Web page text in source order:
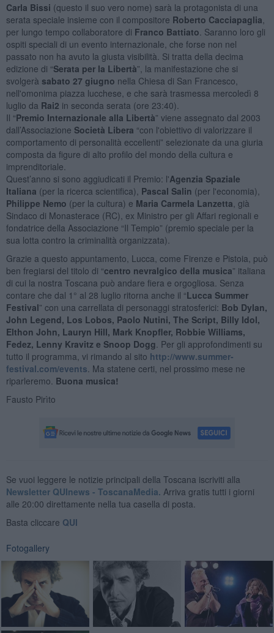
Carla Bissi (questo il suo vero nome) sarà la protagonista di una
serata speciale insieme con il compositore Roberto Cacciapaglia
per lungo tempo collaboratore di Franco Battiato . Saranno loro gli
ospiti speciali di un evento internazionale, che forse non nel
passato non ha avuto la giusta visibilità. Si tratta della decima
edizione di “Serata per la Libertà”, la manifestazione che si
svolgerà sabato 27 giugno nella Chiesa di San Francesco,
nell'omonima piazza lucchese, e che sarà trasmessa mercoledì 8
luglio da Rai2 in seconda serata (ore 23:40).
Il “Premio Internazionale alla Libertà” viene assegnato dal 2003
dall’Associazione Società Libera “con l'obiettivo di valorizzare il
comportamento di personalità eccellenti” selezionate da una giuria
composta da figure di alto profilo del mondo della cultura e
imprenditoriale.
Quest’anno si sono aggiudicati il Premio: l'Agenzia Spaziale
Italiana (per la ricerca scientifica), Pascal Salin (per l'economia),
Philippe Nemo (per la cultura) e Maria Carmela Lanzetta , già
Sindaco di Monasterace (RC), ex Ministro per gli Affari regionali e
fondatrice della Associazione “Il Tempio” (premio speciale per la
sua lotta contro la criminalità organizzata).
Grazie a questo appuntamento, Lucca, come Firenze e Pistoia, può
ben fregiarsi del titolo di “centro nevralgico della musica” italiana
di cui la nostra Toscana può andare fiera e orgogliosa. Senza
contare che dal 1° al 28 luglio ritorna anche il “Lucca Summer
Festival” con una carrellata di personaggi stratosferici: Bob Dylan,
John Legend, Los Lobos, Paolo Nutini, The Script, Billy Idol,
Elthon John, Lauryn Hill, Mark Knopfler, Robbie Williams,
Fedez, Lenny Kravitz e Snoop Dogg . Per gli approfondimenti su
tutto il programma, vi rimando al sito http://www.summer-
festival.com/events . Ma statene certi, nel prossimo mese ne
riparleremo. Buona musica!
Fausto Pirìto
Se vuoi leggere le notizie principali della Toscana iscriviti alla
Newsletter QUInews - ToscanaMedia. Arriva gratis tutti i giorni
alle 20:00 direttamente nella tua casella di posta.
Basta cliccare QUI
Fotogallery